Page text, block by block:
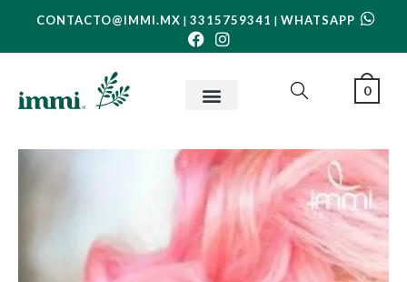
CONTACTO@IMMI.MX | 3315759341 | WHATSAPP
0